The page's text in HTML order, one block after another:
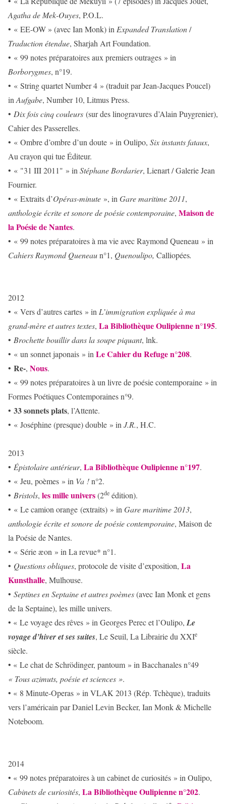
Agatha de Mek-Ouyes, P.O.L.
• « EE-OW » (avec Ian Monk) in Expanded Translation/
Traduction étendue, Sharjah Art Foundation.
• « 99 notes préparatoires aux premiers outrages » in
Borborygmes, n°19.
• « String quartet Number 4 » (traduit par Jean-Jacques Poucel)
in Aufgabe, Number 10, Litmus Press.
• Dix fois cinq couleurs (sur des linogravures d’Alain Puygrenier),
Cahier des Passerelles.
• « Ombre d’ombre d’un doute » in Oulipo, Six instants fataux,
Au crayon qui tue Éditeur.
• « "31 III 2011" » in Stéphane Bordarier, Lienart / Galerie Jean
Fournier.
• « Extraits d’Opéras-minute », in Gare maritime 2011,
anthologie écrite et sonore de poésie contemporaine, Maison de
la Poésie de Nantes.
• « 99 notes préparatoires à ma vie avec Raymond Queneau » in
Cahiers Raymond Queneaun°1, Quenoulipo, Calliopées.
2012
• « Vers d’autres cartes » in L’immigration expliquée à ma
grand-mèreet autres textes, La Bibliothèque Oulipienne n°195.
• Brochette bouillir dans la soupe piquant, lnk.
• « un sonnet japonais » in Le Cahier du Refuge n°208.
• Re-, Nous.
• « 99 notes préparatoires à un livre de poésie contemporaine » in
Formes Poétiques Contemporaines n°9.
• 33 sonnets plats, l’Attente.
• « Joséphine (presque) double » in J.R., H.C.
2013
• Épistolaire antérieur, La Bibliothèque Oulipienne n°197.
• « Jeu, poèmes » in Va !n°2.
• Bristols, les mille univers(2de édition).
• « Le camion orange (extraits) » in Gare maritime 2013,
anthologie écrite et sonore de poésie contemporaine, Maison de
la Poésie de Nantes.
• « Série æon » in La revue* n°1.
• Questions obliques, protocole de visite d’exposition, La
Kunsthalle, Mulhouse.
• Septines en Septaineet autres poèmes(avec Ian Monk et gens
de la Septaine), les mille univers.
• « Le voyage des rêves » in Georges Perec et l’Oulipo, Le
voyage d’hiver et ses suites, Le Seuil, La Librairie du XXIe
siècle.
• « Le chat de Schrödinger, pantoum » in Bacchanales n°49
« Tous azimuts, poésie et sciences ».
• « 8 Minute-Operas » in VLAK 2013 (Rép. Tchèque), traduits
vers l’américain par Daniel Levin Becker, Ian Monk & Michelle
Noteboom.
2014
• « 99 notes préparatoires à un cabinet de curiosités » in Oulipo,
Cabinets de curiosités, La Bibliothèque Oulipienne n°202.